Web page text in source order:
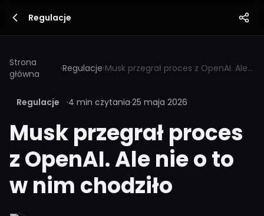
Regulacje
Strona
główna
›Regulacje› Musk przegrał proces z OpenAI. Ale nie o to w nim chodziło
Regulacje ·4 min czytania·25 maja 2026
Musk przegrał proces
z OpenAI. Ale nie o to
w nim chodziło